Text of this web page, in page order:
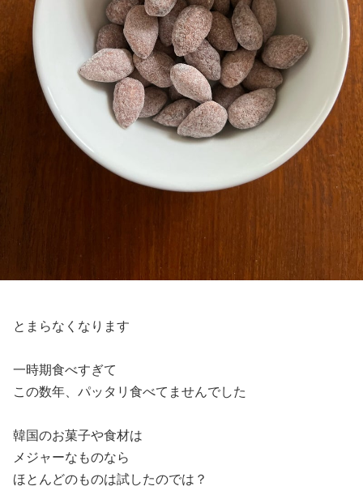
とまらなくなります
一時期食べすぎて
この数年、パッタリ食べてませんでした
韓国のお菓子や食材は
メジャーなものなら
ほとんどのものは試したのでは？